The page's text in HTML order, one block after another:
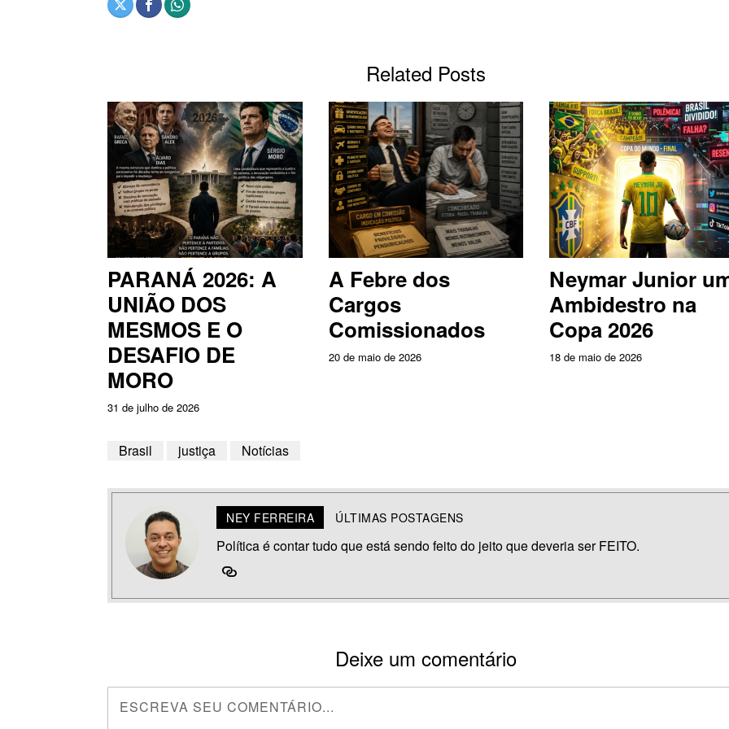
Related Posts
PARANÁ 2026: A
UNIÃO DOS
MESMOS E O
DESAFIO DE
MORO
31 de julho de 2026
A Febre dos
Cargos
Comissionados
20 de maio de 2026
Neymar Junior
Ambidestro na
Copa 2026
18 de maio de 2026
Brasil justiça Notícias
NEY FERREIRA ÚLTIMAS POSTAGENS
Política é contar tudo que está sendo feito do jeito que deveria ser FEITO.
Deixe um comentário